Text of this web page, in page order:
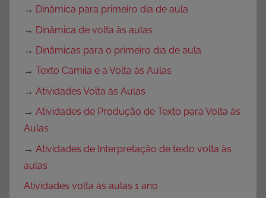
→ Dinâmica para primeiro dia de aula
→ Dinâmica de volta às aulas
→ Dinâmicas para o primeiro dia de aula
→ Texto Camila e a Volta às Aulas
→ Atividades Volta às Aulas
→ Atividades de Produção de Texto para Volta às
Aulas
→ Atividades de Interpretação de texto volta às
aulas
Atividades volta às aulas 1 ano